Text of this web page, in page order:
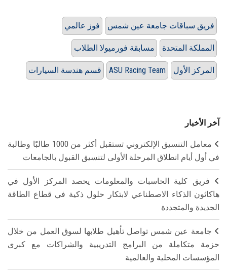
فوز عالمي فريق سباقات جامعة عين شمس
مسابقة فورميولا الطلاب المملكة المتحدة
قسم هندسة السيارات ASU Racing Team المركز الأول
آخر الأخبار
معامل التنسيق الإلكتروني تستقبل أكثر من 1000 طالبًا وطالبة
في أول أيام انطلاق المرحلة الأولى لتنسيق القبول بالجامعات
فريق كلية الحاسبات والمعلومات يحصد المركز الأول في
هاكاثون الذكاء الاصطناعي لابتكار حلول ذكية في قطاع الطاقة
الجديدة والمتجددة
جامعة عين شمس تواصل تأهيل طلابها لسوق العمل من خلال
حزمة متكاملة من البرامج التدريبية والشراكات مع كبرى
المؤسسات المحلية والعالمية